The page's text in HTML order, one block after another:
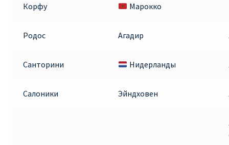
Корфу Марокко
Родос Агадир
Санторини Нидерланды
Салоники Эйндховен